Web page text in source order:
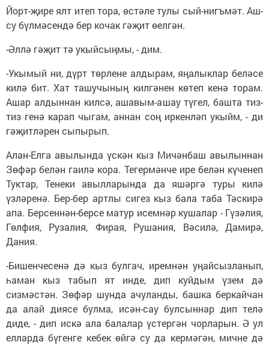
Йорт-җире ялт итеп тора, өстәле тулы сый-нигъмәт. Аш-
су бүлмәсендә бер кочак гәҗит өелгән.
-Әллә гәҗит тә укыйсыңмы, - дим.
-Укымый ни, дүрт төрлене алдырам, яңалыклар беләсе
килә бит. Хат ташучының килгәнен көтеп кенә торам.
Ашар алдыннан килсә, ашавым-ашау түгел, башта тиз-
тиз генә карап чыгам, аннан соң иркенләп укыйм, - ди
гәҗитләрен сыпырып.
Алан-Елга авылында үскән кыз Мичән­баш авылыннан
Зөфәр белән гаилә кора. Тегермәнче ире белән күченеп
Туктар, Тенеки авылларында да яшәргә туры килә
үзләренә. Бер-бер артлы сигез кыз бала та­ба Тәскирә
апа. Берсеннән-берсе матур исемнәр кушалар - Гүзәлия,
Гөлфия, Рузалия, Фирая, Рушания, Вәсилә, Дамирә,
Дания.
-Бишенчесенә дә кыз булгач, иремнән уңайсызланып,
һаман кыз табып ят инде, дип куйдым үзем дә
сизмәстән. Зөфәр шунда ачуланды, башка беркайчан
да алай диясе булма, исән-сау булсыннар дип телә
диде, - дип искә ала балалар үстергән чорларын. Ә ул
елларда бүгенге кебек өйгә су да кермәгән, мичне дә